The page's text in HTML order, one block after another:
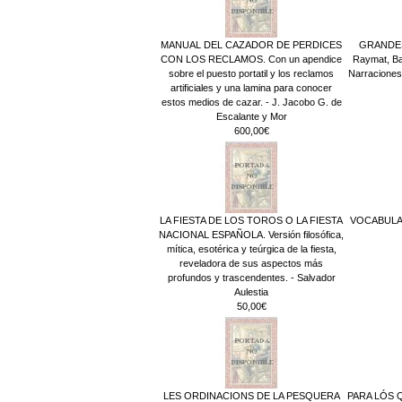
MANUAL DEL CAZADOR DE PERDICES
CON LOS RECLAMOS. Con un apendice
sobre el puesto portatil y los reclamos
artificiales y una lamina para conocer
estos medios de cazar. - J. Jacobo G. de
Escalante y Mor
600,00€
Raymat,
LA FIESTA DE LOS TOROS O LA FIESTA
NACIONAL ESPAÑOLA. Versión filosófica,
mítica, esotérica y teúrgica de la fiesta,
reveladora de sus aspectos más
profundos y trascendentes. - Salvador
Aulestia
50,00€
LES ORDINACIONS DE LA PESQUERA
PARA LÓS